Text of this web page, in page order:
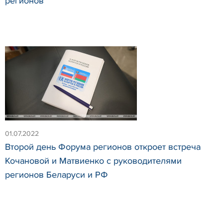
01.07.2022
Второй день Форума регионов откроет встреча
Кочановой и Матвиенко с руководителями
регионов Беларуси и РФ